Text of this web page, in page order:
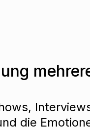
die